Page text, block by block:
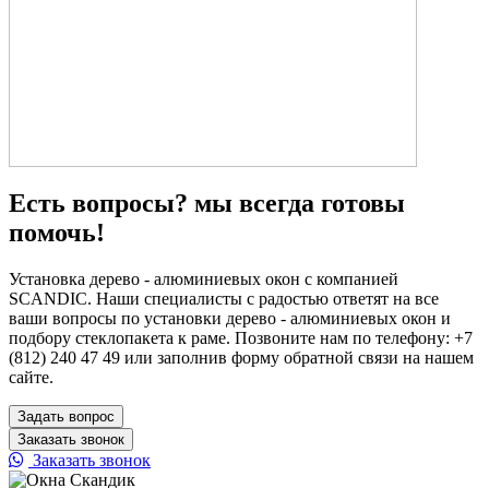
Есть вопросы? мы всегда готовы
помочь!
Установка дерево - алюминиевых окон с компанией
SCANDIC. Наши специалисты с радостью ответят на все
ваши вопросы по установки дерево - алюминиевых окон и
подбору стеклопакета к раме. Позвоните нам по телефону: +7
(812) 240 47 49 или заполнив форму обратной связи на нашем
сайте.
Задать вопрос
Заказать звонок
Заказать звонок